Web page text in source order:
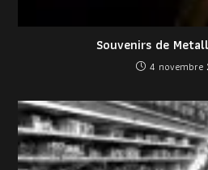
Souvenirs de
4 novembre